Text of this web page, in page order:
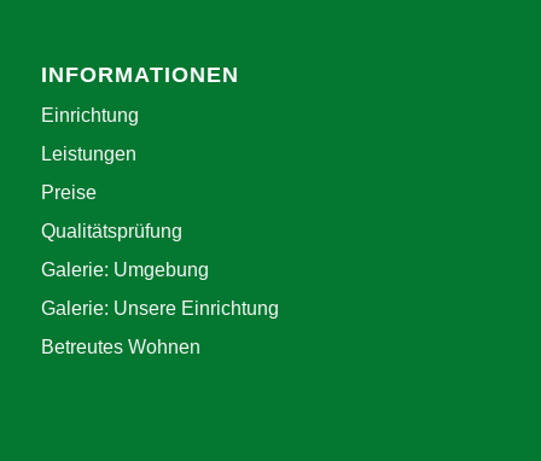
INFORMATIONEN
Einrichtung
Leistungen
Preise
Qualitätsprüfung
Galerie: Umgebung
Galerie: Unsere Einrichtung
Betreutes Wohnen